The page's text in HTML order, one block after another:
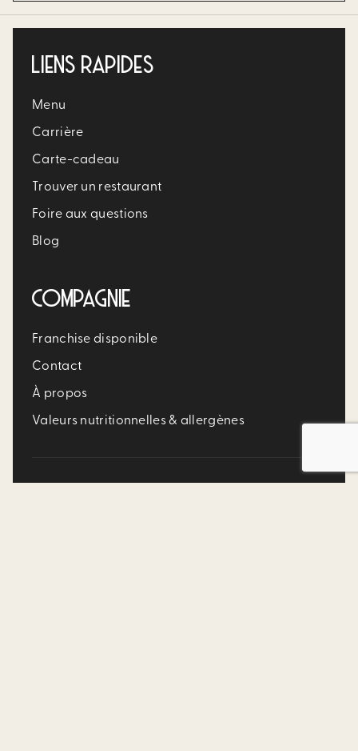
LIENS RAPIDES
Menu
Carrière​
Carte-cadeau
Trouver un restaurant​
Foire aux questions
Blog
COMPAGNIE
Franchise disponible
Contact
À propos
Valeurs nutritionnelles & allergènes